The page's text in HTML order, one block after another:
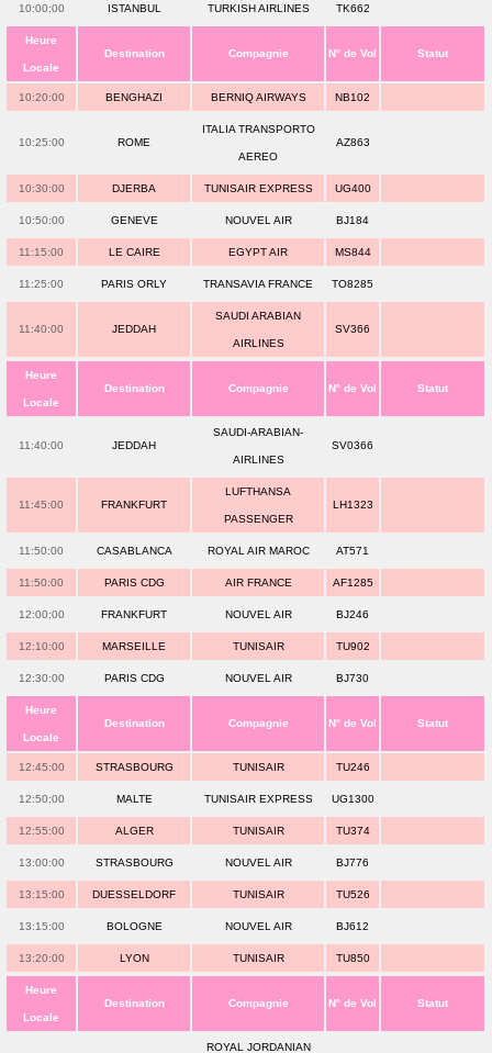
10:00:00 ISTANBUL TURKISH AIRLINES TK662
Heure
Locale
Destination Compagnie N° de Vol Statut
10:20:00 BENGHAZI BERNIQ AIRWAYS NB102
10:25:00 ROME
ITALIA TRANSPORTO
AEREO
AZ863
10:30:00 DJERBA TUNISAIR EXPRESS UG400
10:50:00 GENEVE NOUVEL AIR BJ184
11:15:00 LE CAIRE EGYPT AIR MS844
11:25:00 PARIS ORLY TRANSAVIA FRANCE TO8285
11:40:00 JEDDAH
SAUDI ARABIAN
AIRLINES
SV366
Heure
Locale
Destination Compagnie N° de Vol Statut
11:40:00 JEDDAH
SAUDI-ARABIAN-
AIRLINES
SV0366
11:45:00 FRANKFURT
LUFTHANSA
PASSENGER
LH1323
11:50:00 CASABLANCA ROYAL AIR MAROC AT571
11:50:00 PARIS CDG AIR FRANCE AF1285
12:00:00 FRANKFURT NOUVEL AIR BJ246
12:10:00 MARSEILLE TUNISAIR TU902
12:30:00 PARIS CDG NOUVEL AIR BJ730
Heure
Locale
Destination Compagnie N° de Vol Statut
12:45:00 STRASBOURG TUNISAIR TU246
12:50:00 MALTE TUNISAIR EXPRESS UG1300
12:55:00 ALGER TUNISAIR TU374
13:00:00 STRASBOURG NOUVEL AIR BJ776
13:15:00 DUESSELDORF TUNISAIR TU526
13:15:00 BOLOGNE NOUVEL AIR BJ612
13:20:00 LYON TUNISAIR TU850
Heure
Locale
Destination Compagnie N° de Vol Statut
ROYAL JORDANIAN